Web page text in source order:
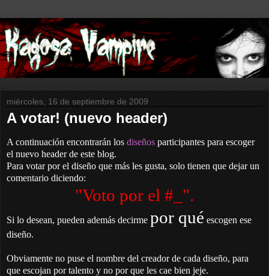
miércoles, 16 de septiembre de 2009
A votar! (nuevo header)
A continuación encontrarán los diseños participantes para escoger
el nuevo header de este blog.
Para votar por el diseño que más les gusta, solo tienen que dejar un
comentario diciendo:
"Voto por el #_".
Si lo desean, pueden además decirme por qué escogen ese
diseño.
Obviamente no puse el nombre del creador de cada diseño, para
que escojan por talento y no por que les cae bien jeje.